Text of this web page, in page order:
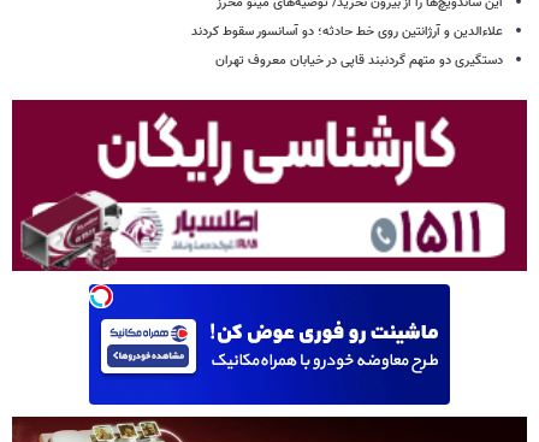
علاءالدین و آرژانتین روی خط حادثه؛ دو آسانسور سقوط کردند
دستگیری دو متهم گردنبند قاپی در خیابان معروف تهران